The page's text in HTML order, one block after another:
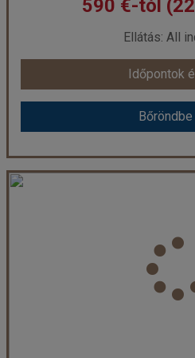
már 570 €-tól
Időpontok
Bőröndbe
590 €-tól
Ellátás: All
Időpontok
Bőröndbe
Hotel Ghazala
Város:
Utazás módja:
Ellátás:
All
2